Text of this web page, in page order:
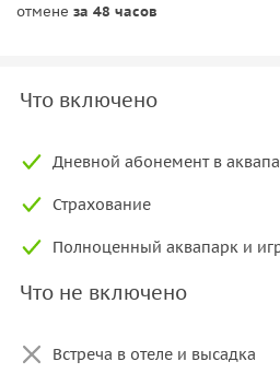
отмене за 48 часов
Что включено
Дневной абонемент в
Страхование
Полноценный аквапарк и
Что не включено
Встреча в отеле и высадка